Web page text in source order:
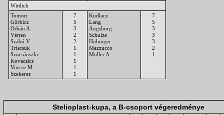
Wittlich
Tomori
Görbicz
Orbán A.
Vérten
Szabó V.
Triscsuk
Szucsánszki
Kovacsics
Vincze M.
Szekeres
7
5
3
2
2
1
1
1
1
1
Kudłacz
Lang
Augsburg
Schulze
Hubinger
Mazzucco
Müller A.
7
5
3
3
3
2
1
Stelioplast-kupa, a B-csoport végeredménye